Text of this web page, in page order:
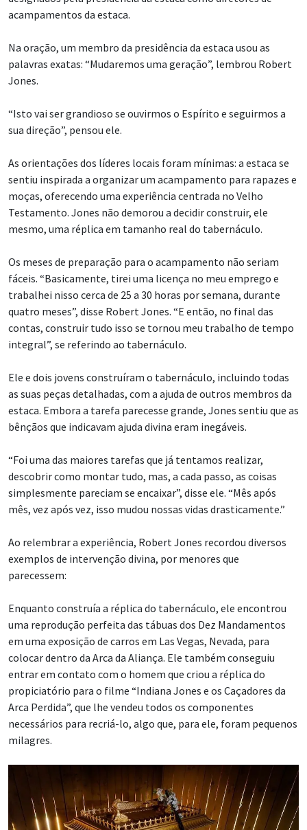
acampamentos da estaca.
Na oração, um membro da presidência da estaca usou as
palavras exatas: “Mudaremos uma geração”, lembrou Robert
Jones.
“Isto vai ser grandioso se ouvirmos o Espírito e seguirmos a
sua direção”, pensou ele.
As orientações dos líderes locais foram mínimas: a estaca se
sentiu inspirada a organizar um acampamento para rapazes e
moças, oferecendo uma experiência centrada no Velho
Testamento. Jones não demorou a decidir construir, ele
mesmo, uma réplica em tamanho real do tabernáculo.
Os meses de preparação para o acampamento não seriam
fáceis. “Basicamente, tirei uma licença no meu emprego e
trabalhei nisso cerca de 25 a 30 horas por semana, durante
quatro meses”, disse Robert Jones. “E então, no final das
contas, construir tudo isso se tornou meu trabalho de tempo
integral”, se referindo ao tabernáculo.
Ele e dois jovens construíram o tabernáculo, incluindo todas
as suas peças detalhadas, com a ajuda de outros membros da
estaca. Embora a tarefa parecesse grande, Jones sentiu que as
bênçãos que indicavam ajuda divina eram inegáveis.
“Foi uma das maiores tarefas que já tentamos realizar,
descobrir como montar tudo, mas, a cada passo, as coisas
simplesmente pareciam se encaixar”, disse ele. “Mês após
mês, vez após vez, isso mudou nossas vidas drasticamente.”
Ao relembrar a experiência, Robert Jones recordou diversos
exemplos de intervenção divina, por menores que
parecessem:
Enquanto construía a réplica do tabernáculo, ele encontrou
uma reprodução perfeita das tábuas dos Dez Mandamentos
em uma exposição de carros em Las Vegas, Nevada, para
colocar dentro da Arca da Aliança. Ele também conseguiu
entrar em contato com o homem que criou a réplica do
propiciatório para o filme “Indiana Jones e os Caçadores da
Arca Perdida”, que lhe vendeu todos os componentes
necessários para recriá-lo, algo que, para ele, foram pequenos
milagres.